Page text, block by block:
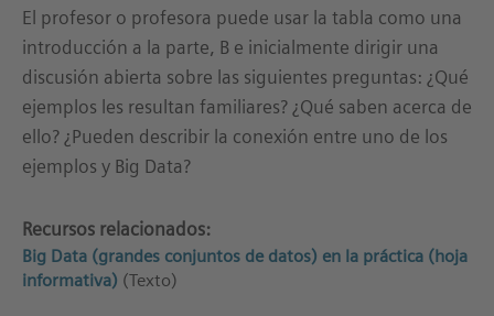
El profesor o profesora puede usar la tabla como una
introducción a la parte, B e inicialmente dirigir una
discusión abierta sobre las siguientes preguntas: ¿Qué
ejemplos les resultan familiares? ¿Qué saben acerca de
ello? ¿Pueden describir la conexión entre uno de los
ejemplos y Big Data?
Recursos relacionados:
Big Data (grandes conjuntos de datos) en la práctica (hoja
informativa) (Texto)